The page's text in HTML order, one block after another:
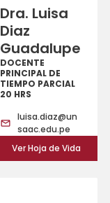
Dra. Luisa
Diaz
Guadalupe
DOCENTE
PRINCIPAL DE
TIEMPO PARCIAL
20 HRS
luisa.diaz@un
saac.edu.pe
Ver Hoja de Vida